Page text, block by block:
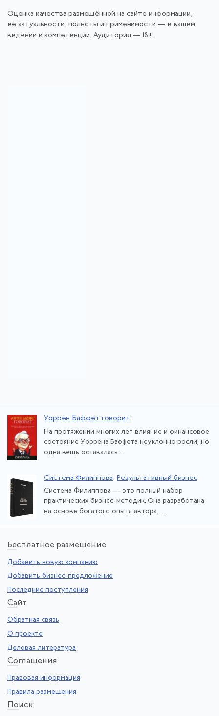
Оценка качества размещённой на сайте информации,
её актуальности, полноты и применимости — в вашем
ведении и компетенции. Аудитория — 18+.
Уоррен Баффет говорит
На протяжении многих лет влияние и финансовое
состояние Уоррена Баффета неуклонно росли, но
одна вещь оставалась ...
Система Филиппова. Результативный бизнес
Система Филиппова — это полный набор
практических бизнес-методик. Она разработана
на основе богатого опыта автора, ...
Бесплатное размещение
Добавить новую компанию
Добавить бизнес-предложение
Последние поступления
Сайт
Обратная связь
О проекте
Деловая литература
Соглашения
Правовая информация
Правила размещения
Поиск